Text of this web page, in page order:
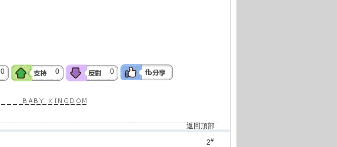
0 0 0
返回頂部
2#